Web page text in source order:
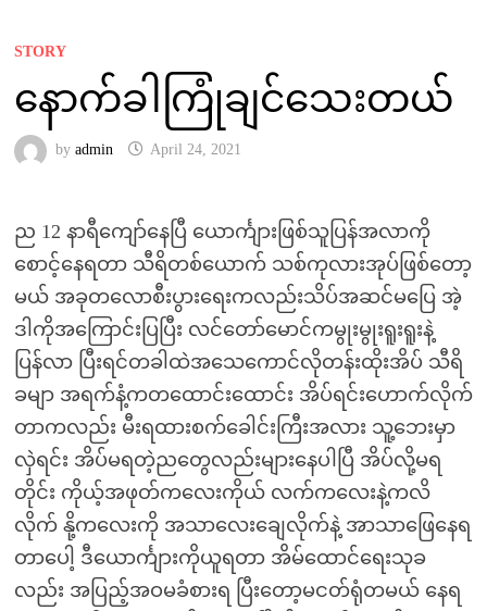
STORY
နောက်ခါကြုံချင်သေးတယ်
by admin April 24, 2021
ည 12 နာရီကျော်နေပြီ ယောင်္ကျားဖြစ်သူပြန်အလာကို
စောင့်နေရတာ သီရိတစ်ယောက် သစ်ကုလားအုပ်ဖြစ်တော့
မယ် အခုတလောစီးပွားရေးကလည်းသိပ်အဆင်မပြေ အဲ့
ဒါကိုအကြောင်းပြပြီး လင်တော်မောင်ကမွုးမွုးရူးရူးနဲ့
ပြန်လာ ပြီးရင်တခါထဲအသေကောင်လိုတန်းထိုးအိပ် သီရိ
ခမျာ အရက်နံ့ကတထောင်းထောင်း အိပ်ရင်းဟောက်လိုက်
တာကလည်း မီးရထားစက်ခေါင်းကြီးအလား သူ့ဘေးမှာ
လှဲရင်း အိပ်မရတဲ့ညတွေလည်းများနေပါပြီ အိပ်လို့မရ
တိုင်း ကိုယ့်အဖုတ်ကလေးကိုယ် လက်ကလေးနဲ့ကလိ
လိုက် နို့ကလေးကို အသာလေးချေလိုက်နဲ့ အာသာဖြေနေရ
တာပေါ့ ဒီယောင်္ကျားကိုယူရတာ အိမ်ထောင်ရေးသုခ
လည်း အပြည့်အဝမခံစားရ ပြီးတော့မငတ်ရုံတမယ် နေရ